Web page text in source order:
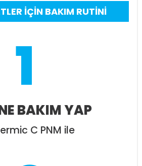
İÇİN BAKIM RUTİNİ
1
BAKIM YAP
C PNM ile